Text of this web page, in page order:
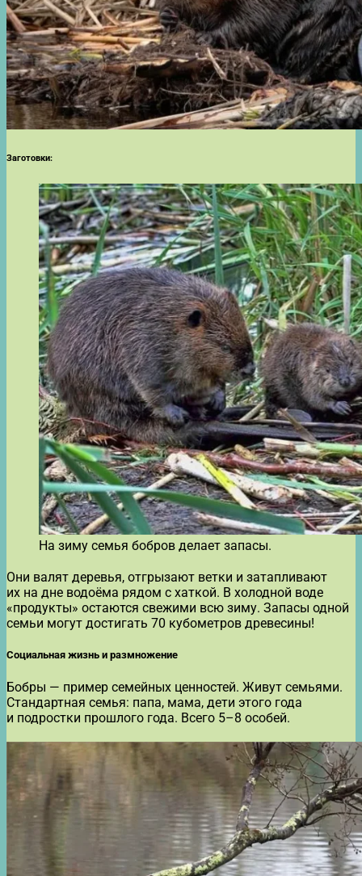
Заготовки:
На зиму семья бобров делает запасы.
Они валят деревья, отгрызают ветки и затапливают
их на дне водоёма рядом с хаткой. В холодной воде
«продукты» остаются свежими всю зиму. Запасы одной
семьи могут достигать 70 кубометров древесины!
Социальная жизнь и размножение
Бобры — пример семейных ценностей. Живут семьями.
Стандартная семья: папа, мама, дети этого года
и подростки прошлого года. Всего 5–8 особей.